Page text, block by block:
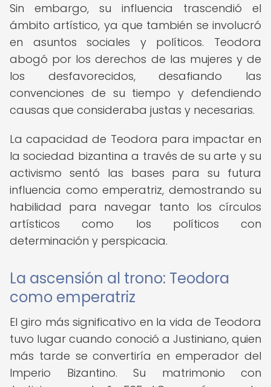
Sin embargo, su influencia trascendió el
ámbito artístico, ya que también se involucró
en asuntos sociales y políticos. Teodora
abogó por los derechos de las mujeres y de
los desfavorecidos, desafiando las
convenciones de su tiempo y defendiendo
causas que consideraba justas y necesarias.
La capacidad de Teodora para impactar en
la sociedad bizantina a través de su arte y su
activismo sentó las bases para su futura
influencia como emperatriz, demostrando su
habilidad para navegar tanto los círculos
artísticos como los políticos con
determinación y perspicacia.
La ascensión al trono: Teodora
como emperatriz
El giro más significativo en la vida de Teodora
tuvo lugar cuando conoció a Justiniano, quien
más tarde se convertiría en emperador del
Imperio Bizantino. Su matrimonio con